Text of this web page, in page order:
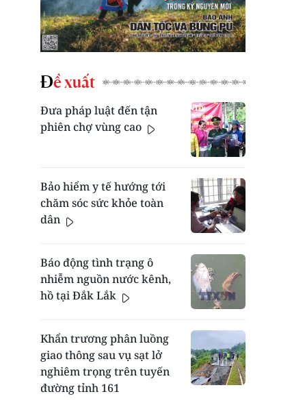
Đề xuất
Đưa pháp luật đến tận
phiên chợ vùng cao
Bảo hiểm y tế hướng tới
chăm sóc sức khỏe toàn
dân
Báo động tình trạng ô
nhiễm nguồn nước kênh,
hồ tại Đắk Lắk
Khẩn trương phân luồng
giao thông sau vụ sạt lở
nghiêm trọng trên tuyến
đường tỉnh 161